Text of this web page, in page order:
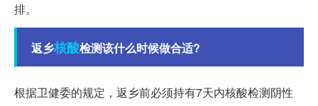
排。
返乡核酸检测该什么时候做合适?
根据卫健委的规定，返乡前必须持有7天内核酸检测阴性